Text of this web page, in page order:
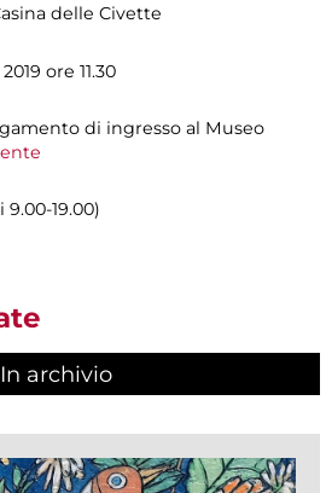
delle Civette
ore 11.30
di ingresso al Museo
19.00)
In archivio